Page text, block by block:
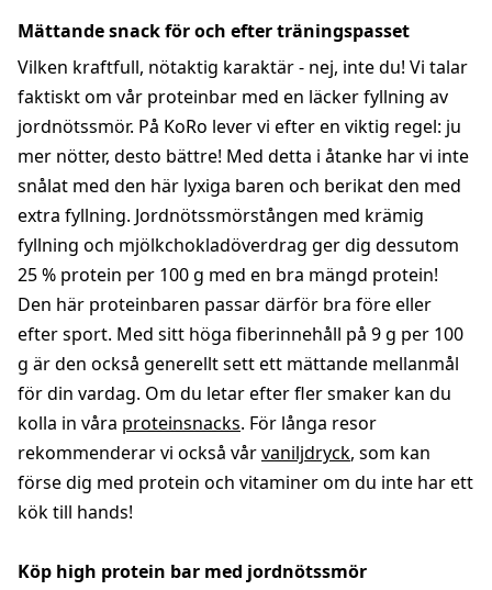
Mättande snack för och efter träningspasset
Vilken kraftfull, nötaktig karaktär - nej, inte du! Vi talar
faktiskt om vår proteinbar med en läcker fyllning av
jordnötssmör. På KoRo lever vi efter en viktig regel: ju
mer nötter, desto bättre! Med detta i åtanke har vi inte
snålat med den här lyxiga baren och berikat den med
extra fyllning. Jordnötssmörstången med krämig
fyllning och mjölkchokladöverdrag ger dig dessutom
25 % protein per 100 g med en bra mängd protein!
Den här proteinbaren passar därför bra före eller
efter sport. Med sitt höga fiberinnehåll på 9 g per 100
g är den också generellt sett ett mättande mellanmål
för din vardag. Om du letar efter fler smaker kan du
kolla in våra proteinsnacks. För långa resor
rekommenderar vi också vårvaniljdryck, som kan
förse dig med protein och vitaminer om du inte har ett
kök till hands!
Köp high protein bar med jordnötssmör